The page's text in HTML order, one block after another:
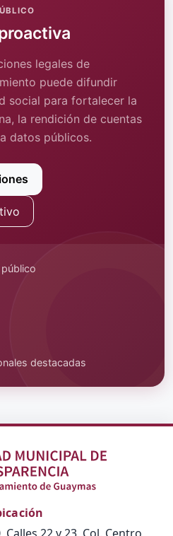
legales de
puede difundir
social para fortalecer la
la rendición de cuentas
datos públicos.
destacadas